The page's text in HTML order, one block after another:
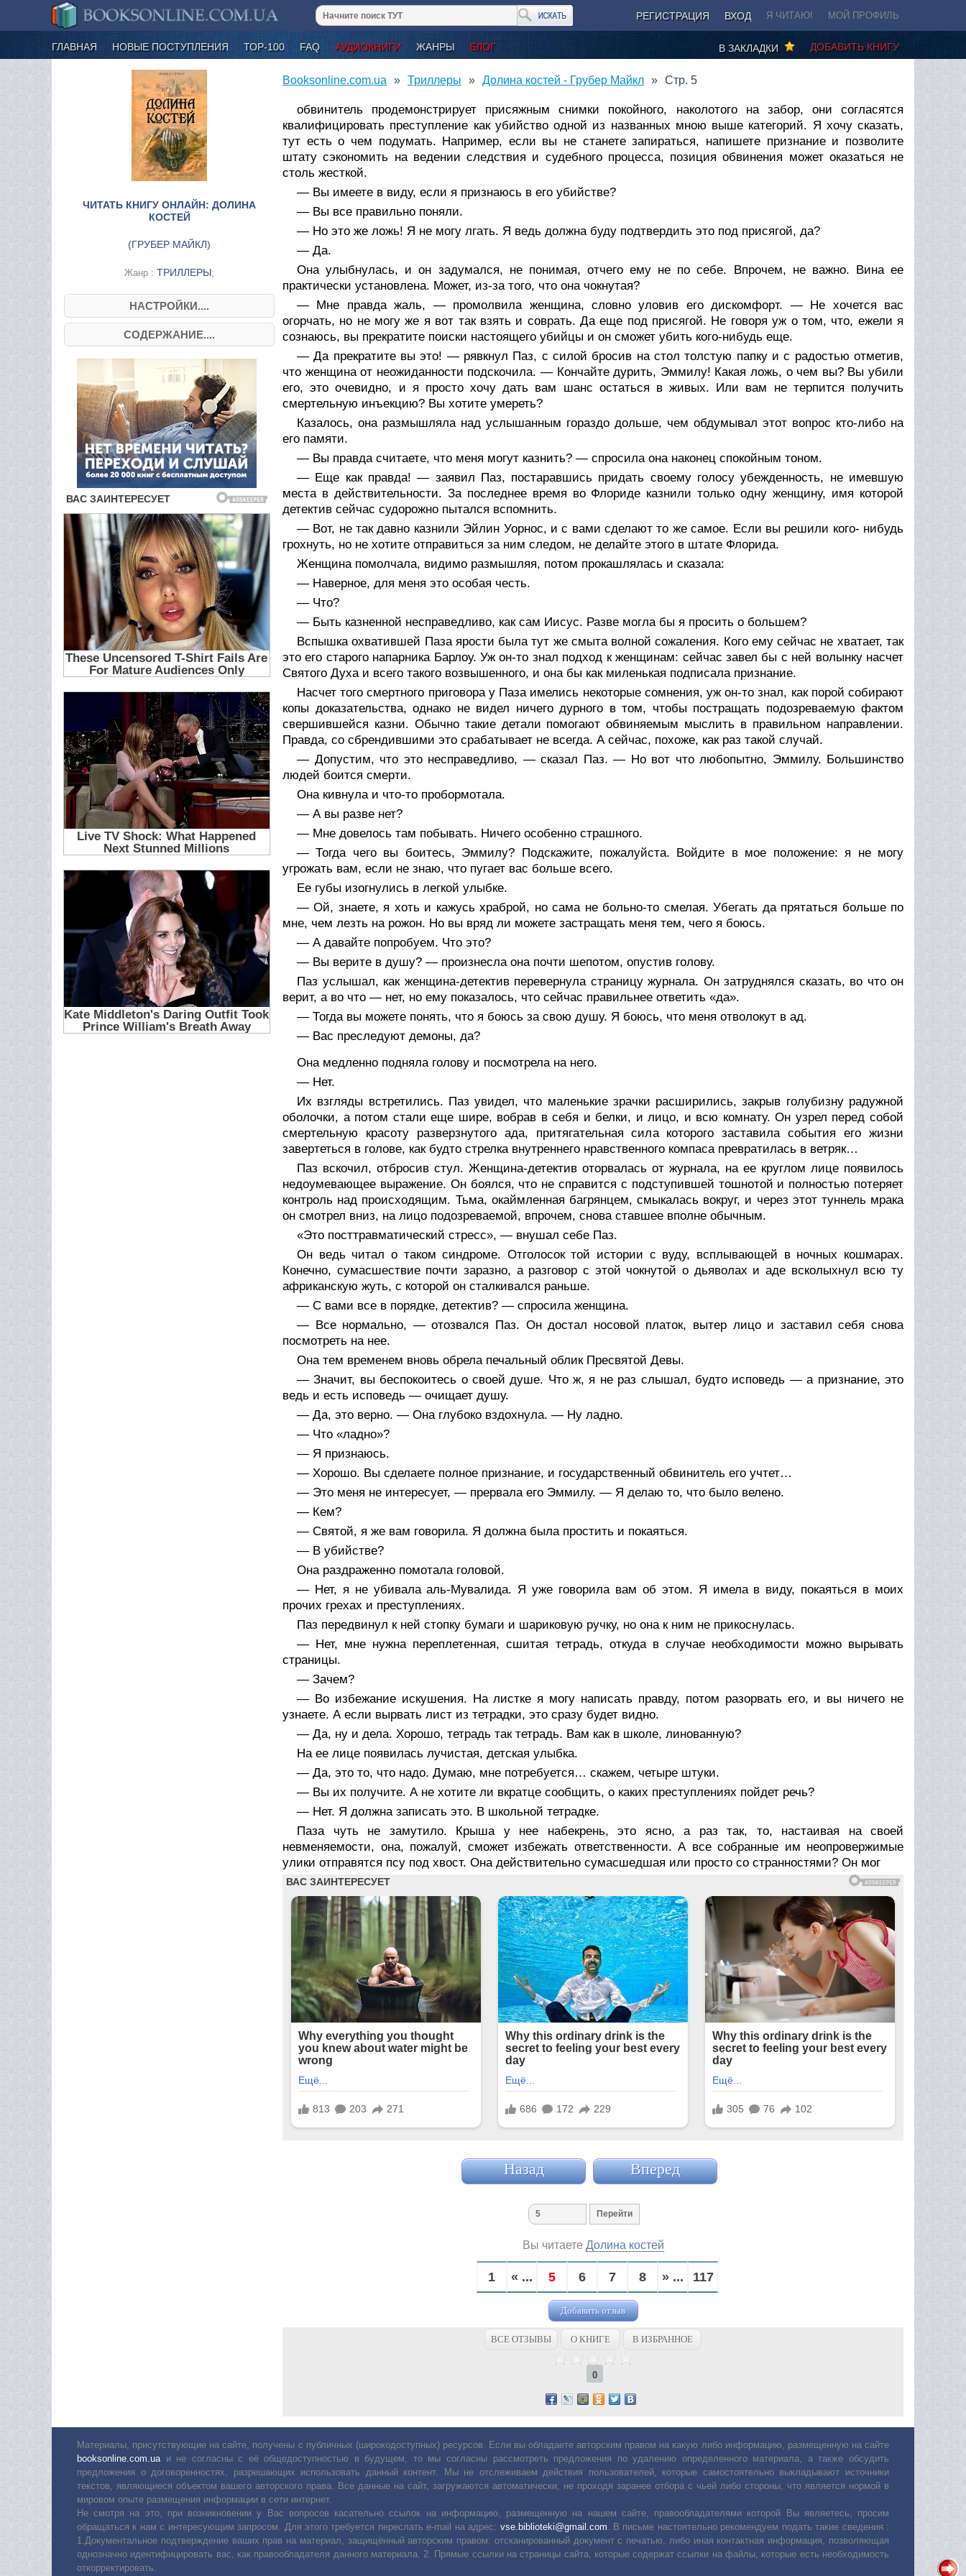
РЕГИСТРАЦИЯ ВХОД Я ЧИТАЮ! МОЙ ПРОФИЛЬ
ГЛАВНАЯ НОВЫЕ ПОСТУПЛЕНИЯ ТОР-100 FAQ АУДИОКНИГИ ЖАНРЫ БЛОГ ДОБАВИТЬ КНИГУ
В ЗАКЛАДКИ
ЧИТАТЬ КНИГУ ОНЛАЙН: ДОЛИНА
КОСТЕЙ
(ГРУБЕР МАЙКЛ)
Жанр : ТРИЛЛЕРЫ;
НАСТРОЙКИ....
СОДЕРЖАНИЕ....
Booksonline.com.ua Триллеры Долина костей - Грубер Майкл Стр. 5
обвинитель продемонстрирует присяжным снимки покойного, наколотого на забор, они согласятся
квалифицировать преступление как убийство одной из названных мною выше категорий. Я хочу сказать,
тут есть о чем подумать. Например, если вы не станете запираться, напишете признание и позволите
штату сэкономить на ведении следствия и судебного процесса, позиция обвинения может оказаться не
столь жесткой.
— Вы имеете в виду, если я признаюсь в его убийстве?
— Вы все правильно поняли.
— Но это же ложь! Я не могу лгать. Я ведь должна буду подтвердить это под присягой, да?
— Да.
Она улыбнулась, и он задумался, не понимая, отчего ему не по себе. Впрочем, не важно. Вина ее
практически установлена. Может, из-за того, что она чокнутая?
— Мне правда жаль, — промолвила женщина, словно уловив его дискомфорт. — Не хочется вас
огорчать, но не могу же я вот так взять и соврать. Да еще под присягой. Не говоря уж о том, что, ежели я
сознаюсь, вы прекратите поиски настоящего убийцы и он сможет убить кого-нибудь еще.
— Да прекратите вы это! — рявкнул Паз, с силой бросив на стол толстую папку и с радостью отметив,
что женщина от неожиданности подскочила. — Кончайте дурить, Эммилу! Какая ложь, о чем вы? Вы убили
его, это очевидно, и я просто хочу дать вам шанс остаться в живых. Или вам не терпится получить
смертельную инъекцию? Вы хотите умереть?
Казалось, она размышляла над услышанным гораздо дольше, чем обдумывал этот вопрос кто-либо на
его памяти.
— Вы правда считаете, что меня могут казнить? — спросила она наконец спокойным тоном.
— Еще как правда! — заявил Паз, постаравшись придать своему голосу убежденность, не имевшую
места в действительности. За последнее время во Флориде казнили только одну женщину, имя которой
детектив сейчас судорожно пытался вспомнить.
— Вот, не так давно казнили Эйлин Уорнос, и с вами сделают то же самое. Если вы решили кого- нибудь
грохнуть, но не хотите отправиться за ним следом, не делайте этого в штате Флорида.
Женщина помолчала, видимо размышляя, потом прокашлялась и сказала:
— Наверное, для меня это особая честь.
— Что?
— Быть казненной несправедливо, как сам Иисус. Разве могла бы я просить о большем?
Вспышка охватившей Паза ярости была тут же смыта волной сожаления. Кого ему сейчас не хватает, так
это его старого напарника Барлоу. Уж он-то знал подход к женщинам: сейчас завел бы с ней волынку насчет
Святого Духа и всего такого возвышенного, и она бы как миленькая подписала признание.
Насчет того смертного приговора у Паза имелись некоторые сомнения, уж он-то знал, как порой собирают
копы доказательства, однако не видел ничего дурного в том, чтобы постращать подозреваемую фактом
свершившейся казни. Обычно такие детали помогают обвиняемым мыслить в правильном направлении.
Правда, со сбрендившими это срабатывает не всегда. А сейчас, похоже, как раз такой случай.
— Допустим, что это несправедливо, — сказал Паз. — Но вот что любопытно, Эммилу. Большинство
людей боится смерти.
Она кивнула и что-то пробормотала.
— А вы разве нет?
— Мне довелось там побывать. Ничего особенно страшного.
— Тогда чего вы боитесь, Эммилу? Подскажите, пожалуйста. Войдите в мое положение: я не могу
угрожать вам, если не знаю, что пугает вас больше всего.
Ее губы изогнулись в легкой улыбке.
— Ой, знаете, я хоть и кажусь храброй, но сама не больно-то смелая. Убегать да прятаться больше по
мне, чем лезть на рожон. Но вы вряд ли можете застращать меня тем, чего я боюсь.
— А давайте попробуем. Что это?
— Вы верите в душу? — произнесла она почти шепотом, опустив голову.
Паз услышал, как женщина-детектив перевернула страницу журнала. Он затруднялся сказать, во что он
верит, а во что — нет, но ему показалось, что сейчас правильнее ответить «да».
— Тогда вы можете понять, что я боюсь за свою душу. Я боюсь, что меня отволокут в ад.
— Вас преследуют демоны, да?
Она медленно подняла голову и посмотрела на него.
— Нет.
Их взгляды встретились. Паз увидел, что маленькие зрачки расширились, закрыв голубизну радужной
оболочки, а потом стали еще шире, вобрав в себя и белки, и лицо, и всю комнату. Он узрел перед собой
смертельную красоту разверзнутого ада, притягательная сила которого заставила события его жизни
завертеться в голове, как будто стрелка внутреннего нравственного компаса превратилась в ветряк…
Паз вскочил, отбросив стул. Женщина-детектив оторвалась от журнала, на ее круглом лице появилось
недоумевающее выражение. Он боялся, что не справится с подступившей тошнотой и полностью потеряет
контроль над происходящим. Тьма, окаймленная багрянцем, смыкалась вокруг, и через этот туннель мрака
он смотрел вниз, на лицо подозреваемой, впрочем, снова ставшее вполне обычным.
«Это посттравматический стресс», — внушал себе Паз.
Он ведь читал о таком синдроме. Отголосок той истории с вуду, всплывающей в ночных кошмарах.
Конечно, сумасшествие почти заразно, а разговор с этой чокнутой о дьяволах и аде всколыхнул всю ту
африканскую жуть, с которой он сталкивался раньше.
— С вами все в порядке, детектив? — спросила женщина.
— Все нормально, — отозвался Паз. Он достал носовой платок, вытер лицо и заставил себя снова
посмотреть на нее.
Она тем временем вновь обрела печальный облик Пресвятой Девы.
— Значит, вы беспокоитесь о своей душе. Что ж, я не раз слышал, будто исповедь — а признание, это
ведь и есть исповедь — очищает душу.
— Да, это верно. — Она глубоко вздохнула. — Ну ладно.
— Что «ладно»?
— Я признаюсь.
— Хорошо. Вы сделаете полное признание, и государственный обвинитель его учтет…
— Это меня не интересует, — прервала его Эммилу. — Я делаю то, что было велено.
— Кем?
— Святой, я же вам говорила. Я должна была простить и покаяться.
— В убийстве?
Она раздраженно помотала головой.
— Нет, я не убивала аль-Мувалида. Я уже говорила вам об этом. Я имела в виду, покаяться в моих
прочих грехах и преступлениях.
Паз передвинул к ней стопку бумаги и шариковую ручку, но она к ним не прикоснулась.
— Нет, мне нужна переплетенная, сшитая тетрадь, откуда в случае необходимости можно вырывать
страницы.
— Зачем?
— Во избежание искушения. На листке я могу написать правду, потом разорвать его, и вы ничего не
узнаете. А если вырвать лист из тетрадки, это сразу будет видно.
— Да, ну и дела. Хорошо, тетрадь так тетрадь. Вам как в школе, линованную?
На ее лице появилась лучистая, детская улыбка.
— Да, это то, что надо. Думаю, мне потребуется… скажем, четыре штуки.
— Вы их получите. А не хотите ли вкратце сообщить, о каких преступлениях пойдет речь?
— Нет. Я должна записать это. В школьной тетрадке.
Паза чуть не замутило. Крыша у нее набекрень, это ясно, а раз так, то, настаивая на своей
невменяемости, она, пожалуй, сможет избежать ответственности. А все собранные им неопровержимые
улики отправятся псу под хвост. Она действительно сумасшедшая или просто со странностями? Он мог
Назад Вперед
Вы читаете Долина костей
1 « ... 5 6 7 8 » ... 117
Добавить отзыв
ВСЕ ОТЗЫВЫ О КНИГЕ В ИЗБРАННОЕ
0
Материалы, присутствующие на сайте, получены с публичных (широкодоступных) ресурсов. Если вы обладаете авторским правом на какую либо информацию, размещенную на сайте
booksonline.com.ua и не согласны с её общедоступностью в будущем, то мы согласны рассмотреть предложения по удалению определенного материала, а также обсудить
предложения о договоренностях, разрешающих использовать данный контент. Мы не отслеживаем действия пользователей, которые самостоятельно выкладывают источники
текстов, являющиеся объектом вашего авторского права. Все данные на сайт, загружаются автоматически, не проходя заранее отбора с чьей либо стороны, что является нормой в
мировом опыте размещения информации в сети интернет.
Не смотря на это, при возникновении у Вас вопросов касательно ссылок на информацию, размещенную на нашем сайте, правообладателями которой Вы являетесь, просим
обращаться к нам с интересующим запросом. Для этого требуется переслать е-mail на адрес: vse.biblioteki@gmail.com . В письме настоятельно рекомендуем подать такие сведения :
1.Документальное подтверждение ваших прав на материал, защищённый авторским правом: отсканированный документ с печатью, либо иная контактная информация, позволяющая
однозначно идентифицировать вас, как правообладателя данного материала. 2. Прямые ссылки на страницы сайта, которые содержат ссылки на файлы, которые есть необходимость
откорректировать.